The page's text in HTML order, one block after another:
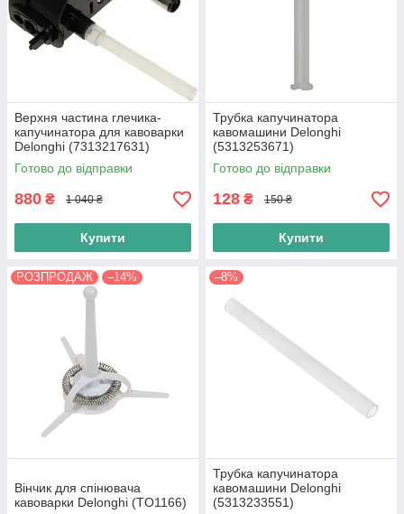
Верхня частина глечика-
капучинатора для кавоварки
Delonghi (7313217631)
Готово до відправки
880 ₴ 1 040 ₴
Купити
Трубка капучинатора
кавомашини Delonghi
(5313253671)
Готово до відправки
128 ₴ 150 ₴
Купити
РОЗПРОДАЖ –14%
Вінчик для спінювача
кавоварки Delonghi (TO1166)
–8%
Трубка капучинатора
кавомашини Delonghi
(5313233551)